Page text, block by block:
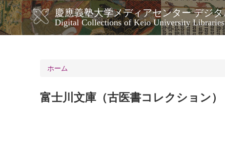
メ
イ
ン
コ
慶應義塾大学メディアセンター デジ
Digital Collections of Keio University Libraries
メ
イ
ビ
ー
シ
ホーム
富士川文庫（古医書コレクション）